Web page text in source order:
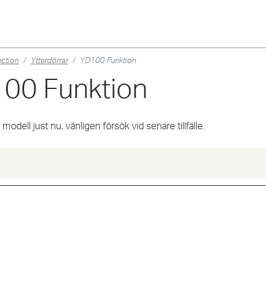
Ytterdörrar YD100 Funktion
Funktion
just nu, vänligen försök vid senare tillfälle.